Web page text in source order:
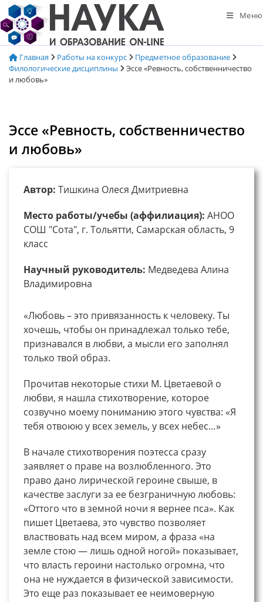
Перейти
к
содержимому
Меню
Главная Работы на конкурс
Предметное образование
Филологические дисциплины
Эссе «Ревность, собственничество
и любовь»
Эссе «Ревность, собственничество
и любовь»
Автор: Тишкина Олеся Дмитриевна
Место работы/учебы (аффилиация): АНОО
СОШ "Сота", г. Тольятти, Самарская область, 9
класс
Научный руководитель: Медведева Алина
Владимировна
«Любовь – это привязанность к человеку. Ты
хочешь, чтобы он принадлежал только тебе,
признавался в любви, а мысли его заполнял
только твой образ.
Прочитав некоторые стихи М. Цветаевой о
любви, я нашла стихотворение, которое
созвучно моему пониманию этого чувства: «Я
тебя отвоюю у всех земель, у всех небес…»
В начале стихотворения поэтесса сразу
заявляет о праве на возлюбленного. Это
право дано лирической героине свыше, в
качестве заслуги за ее безграничную любовь:
«Оттого что в земной ночи я вернее пса». Как
пишет Цветаева, это чувство позволяет
властвовать над всем миром, а фраза «на
земле стою — лишь одной ногой» показывает,
что власть героини настолько огромна, что
она не нуждается в физической зависимости.
Это еще раз показывает ее неимоверную